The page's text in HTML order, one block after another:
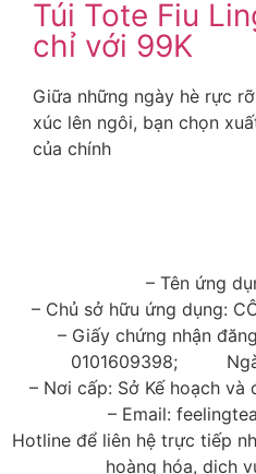
Túi Tote Fiu
chỉ với 99K
Giữa những ngày hè rực
xúc lên ngôi, bạn chọn
của chính
– Tên ứng
– Chủ sở hữu ứng dụng:
– Giấy chứng nhận
0101609398;
– Nơi cấp: Sở Kế hoạch và
– Email:
Hotline để liên hệ trực tiếp
hoàng hóa, dịch